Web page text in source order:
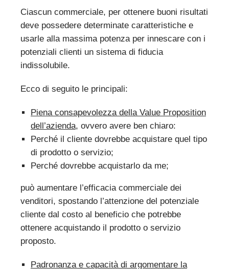
Ciascun commerciale, per ottenere buoni risultati
deve possedere determinate caratteristiche e
usarle alla massima potenza per innescare con i
potenziali clienti un sistema di fiducia
indissolubile.
Ecco di seguito le principali:
Piena consapevolezza della Value Proposition
dell’azienda, ovvero avere ben chiaro:
Perché il cliente dovrebbe acquistare quel tipo
di prodotto o servizio;
Perché dovrebbe acquistarlo da me;
può aumentare l’efficacia commerciale dei
venditori, spostando l’attenzione del potenziale
cliente dal costo al beneficio che potrebbe
ottenere acquistando il prodotto o servizio
proposto.
Padronanza e capacità di argomentare la